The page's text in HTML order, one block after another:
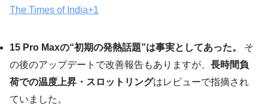
The Times of India+1
15 Pro Maxの“初期の発熱話題”は事実としてあった。
そ
の後のアップデートで改善報告もありますが、 長時間負
荷での温度上昇・スロットリングはレビューで指摘され
ていました。